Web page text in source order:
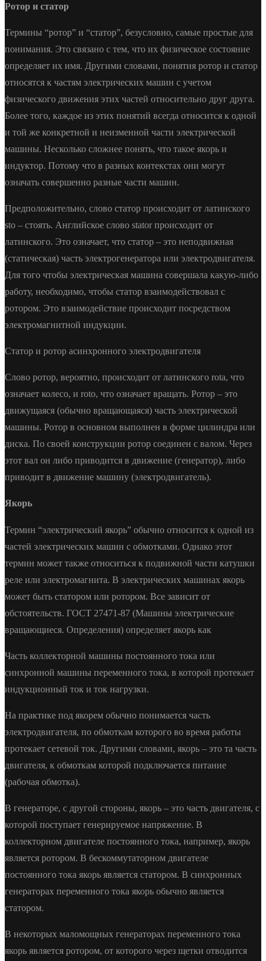
Ротор и статор
Термины “ротор” и “статор”, безусловно, самые простые для
понимания. Это связано с тем, что их физическое состояние
определяет их имя. Другими словами, понятия ротор и статор
относятся к частям электрических машин с учетом
физического движения этих частей относительно друг друга.
Более того, каждое из этих понятий всегда относится к одной
и той же конкретной и неизменной части электрической
машины. Несколько сложнее понять, что такое якорь и
индуктор. Потому что в разных контекстах они могут
означать совершенно разные части машин.
Предположительно, слово статор происходит от латинского
sto – стоять. Английское слово stator происходит от
латинского. Это означает, что статор – это неподвижная
(статическая) часть электрогенератора или электродвигателя.
Для того чтобы электрическая машина совершала какую-либо
работу, необходимо, чтобы статор взаимодействовал с
ротором. Это взаимодействие происходит посредством
электромагнитной индукции.
Статор и ротор асинхронного электродвигателя
Слово ротор, вероятно, происходит от латинского rota, что
означает колесо, и roto, что означает вращать. Ротор – это
движущаяся (обычно вращающаяся) часть электрической
машины. Ротор в основном выполнен в форме цилиндра или
диска. По своей конструкции ротор соединен с валом. Через
этот вал он либо приводится в движение (генератор), либо
приводит в движение машину (электродвигатель).
Якорь
Термин “электрический якорь” обычно относится к одной из
частей электрических машин с обмотками. Однако этот
термин может также относиться к подвижной части катушки
реле или электромагнита. В электрических машинах якорь
может быть статором или ротором. Все зависит от
обстоятельств. ГОСТ 27471-87 (Машины электрические
вращающиеся. Определения) определяет якорь как
Часть коллекторной машины постоянного тока или
синхронной машины переменного тока, в которой протекает
индукционный ток и ток нагрузки.
На практике под якорем обычно понимается часть
электродвигателя, по обмоткам которого во время работы
протекает сетевой ток. Другими словами, якорь – это та часть
двигателя, к обмоткам которой подключается питание
(рабочая обмотка).
В генераторе, с другой стороны, якорь – это часть двигателя, с
которой поступает генерируемое напряжение. В
коллекторном двигателе постоянного тока, например, якорь
является ротором. В бескоммутаторном двигателе
постоянного тока якорь является статором. В синхронных
генераторах переменного тока якорь обычно является
статором.
В некоторых маломощных генераторах переменного тока
якорь является ротором, от которого через щетки отводится